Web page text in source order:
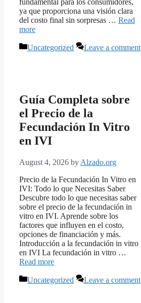
fundamental para los consumidores,
ya que proporciona una visión clara
del costo final sin sorpresas … Read
more
Categories
Uncategorized Leave a comment
Guía Completa sobre
el Precio de la
Fecundación In Vitro
en IVI
August 4, 2026 by Alzado.org
Precio de la Fecundación In Vitro en
IVI: Todo lo que Necesitas Saber
Descubre todo lo que necesitas saber
sobre el precio de la fecundación in
vitro en IVI. Aprende sobre los
factores que influyen en el costo,
opciones de financiación y más.
Introducción a la fecundación in vitro
en IVI La fecundación in vitro …
Read more
Categories
Uncategorized Leave a comment